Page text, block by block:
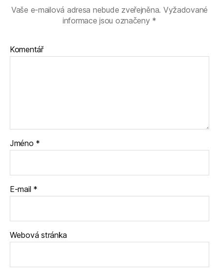
Vaše e-mailová adresa nebude zveřejněna. Vyžadované
informace jsou označeny *
Komentář
Jméno *
E-mail *
Webová stránka